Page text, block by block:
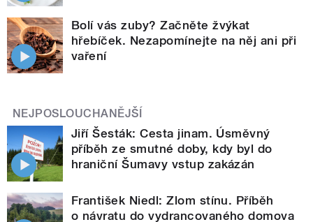
Bolí vás zuby? Začněte žvýkat
hřebíček. Nezapomínejte na něj ani při
vaření
NEJPOSLOUCHANĚJŠÍ
Jiří Šesták: Cesta jinam. Úsměvný
příběh ze smutné doby, kdy byl do
hraniční Šumavy vstup zakázán
František Niedl: Zlom stínu. Příběh
o návratu do vydrancovaného domova